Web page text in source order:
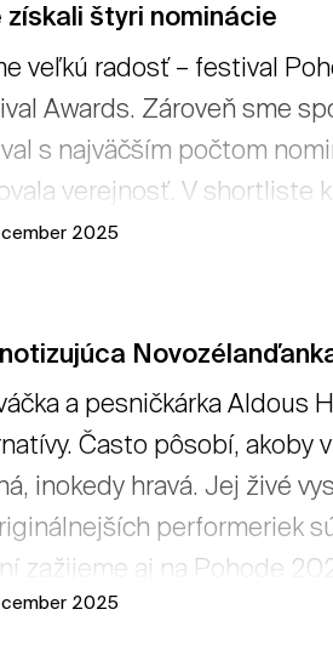
získali štyri nominácie
veľkú radosť – festival
Awards. Zároveň sme
s najväčším počtom
verejnosť. V shortliste
vy – fanúšikovia a
2025
a pesničkárka Aldous
Často pôsobí, akoby
inokedy hravá. Jej živé
performeriek
zažijeme aj na Pohode
2025